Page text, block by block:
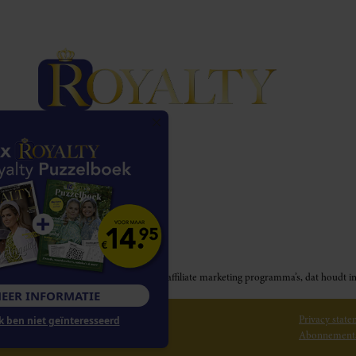
Royalty participeert in diverse affiliate marketing programma’s, dat
© 2026 Royalty Online Privacy
MEER INFORMATIE
Nee, ik ben niet geïnteresseerd